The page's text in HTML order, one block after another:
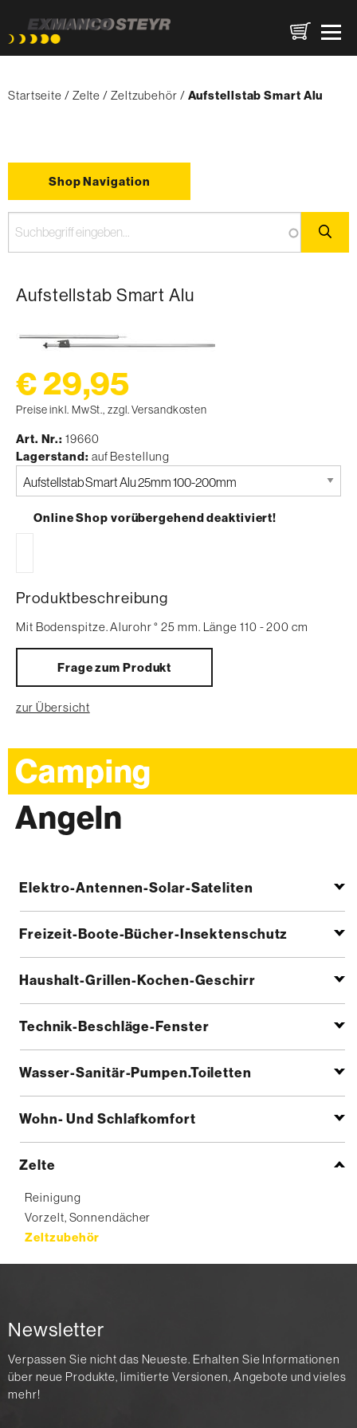
zum
Startseite
Zelte Zeltzubehör {'Current'|t}:
Aufstellstab Smart Alu
Shop Navigation
Aufstellstab Smart Alu
€ 29,95
Preise inkl. MwSt., zzgl. Versandkosten
Art. Nr. 19660
Lagerstand auf Bestellung
Bitte
auswählen
Online Shop vorübergehend deaktiviert!
Produktbeschreibung
Mit Bodenspitze. Alurohr ° 25 mm. Länge 110 - 200 cm
Frage zum Produkt
zur Übersicht
Camping
Angeln
Elektro-Antennen-Solar-Sateliten
Freizeit-Boote-Bücher-Insektenschutz
Haushalt-Grillen-Kochen-Geschirr
Technik-Beschläge-Fenster
Wasser-Sanitär-Pumpen.Toiletten
Wohn- Und Schlafkomfort
Zelte
Reinigung
Vorzelt, Sonnendächer
Zeltzubehör
Newsletter
Verpassen Sie nicht das Neueste. Erhalten Sie Informationen
über neue Produkte, limitierte Versionen, Angebote und vieles
mehr!